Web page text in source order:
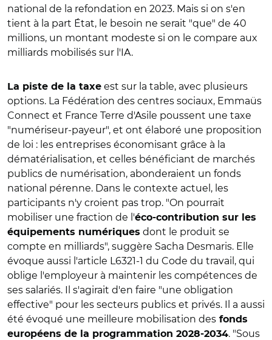
national de la refondation en 2023. Mais si on s'en
tient à la part État, le besoin ne serait "que" de 40
millions, un montant modeste si on le compare aux
milliards mobilisés sur l'IA.
La piste de la taxe est sur la table, avec plusieurs
options. La Fédération des centres sociaux, Emmaüs
Connect et France Terre d'Asile poussent une taxe
"numériseur-payeur", et ont élaboré une proposition
de loi : les entreprises économisant grâce à la
dématérialisation, et celles bénéficiant de marchés
publics de numérisation, abonderaient un fonds
national pérenne. Dans le contexte actuel, les
participants n'y croient pas trop. "On pourrait
mobiliser une fraction de l'éco-contribution sur les
équipements numériques dont le produit se
compte en milliards", suggère Sacha Desmaris. Elle
évoque aussi l'article L6321-1 du Code du travail, qui
oblige l'employeur à maintenir les compétences de
ses salariés. Il s'agirait d'en faire "une obligation
effective" pour les secteurs publics et privés. Il a aussi
été évoqué une meilleure mobilisation des fonds
européens de la programmation 2028-2034. "Sous